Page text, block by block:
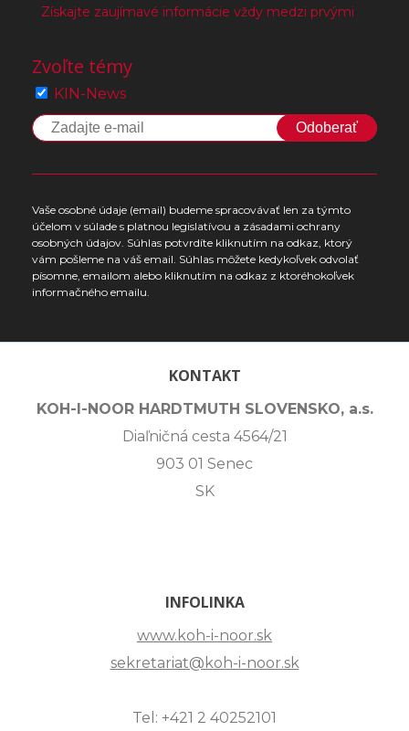
Získajte zaujímavé informácie vždy medzi prvými
Zvoľte témy
KIN-News
Odoberať
Vaše osobné údaje (email) budeme spracovávať len za týmto
účelom v súlade s platnou legislatívou a zásadami ochrany
osobných údajov. Súhlas potvrdíte kliknutím na odkaz, ktorý
vám pošleme na váš email. Súhlas môžete kedykoľvek odvolať
písomne, emailom alebo kliknutím na odkaz z ktoréhokoľvek
informačného emailu.
KONTAKT
KOH-I-NOOR HARDTMUTH SLOVENSKO, a.s.
Diaľničná cesta 4564/21
903 01 Senec
SK
INFOLINKA
www.koh-i-noor.sk
sekretariat@koh-i-noor.sk
Tel: +421 2 40252101